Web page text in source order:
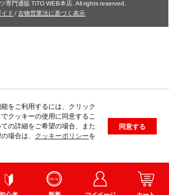
をご利用するには、クリック
クッキーの使用に同意するこ
の詳細をご希望の場合、また
場合は、 クッキーポリシーを
同意する
専門通販 TiTO WEB本店. All rights reserved.
ド/古物営業法に基づく表示